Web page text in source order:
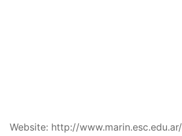
Website: http://www.marin.esc.edu.ar/